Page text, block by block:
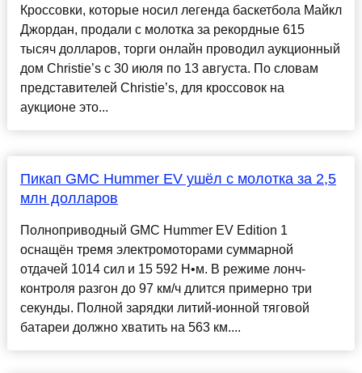
Кроссовки, которые носил легенда баскетбола Майкл
Джордан, продали с молотка за рекордные 615
тысяч долларов, торги онлайн проводил аукционный
дом Christie’s с 30 июля по 13 августа. По словам
представителей Christie’s, для кроссовок на
аукционе это...
Пикап GMC Hummer EV ушёл с молотка за 2,5
млн долларов
Полноприводный GMC Hummer EV Edition 1
оснащён тремя электромоторами суммарной
отдачей 1014 сил и 15 592 Н•м. В режиме лонч-
контроля разгон до 97 км/ч длится примерно три
секунды. Полной зарядки литий-ионной тяговой
батареи должно хватить на 563 км....